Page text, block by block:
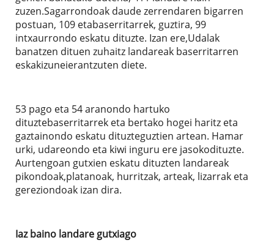
zuzen.Sagarrondoak daude zerrendaren bigarren
postuan, 109 etabaserritarrek, guztira, 99
intxaurrondo eskatu dituzte. Izan ere,Udalak
banatzen dituen zuhaitz landareak baserritarren
eskakizuneierantzuten diete.
53 pago eta 54 aranondo hartuko
dituztebaserritarrek eta bertako hogei haritz eta
gaztainondo eskatu dituzteguztien artean. Hamar
urki, udareondo eta kiwi inguru ere jasokodituzte.
Aurtengoan gutxien eskatu dituzten landareak
pikondoak,platanoak, hurritzak, arteak, lizarrak eta
gereziondoak izan dira.
Iaz baino landare gutxiago